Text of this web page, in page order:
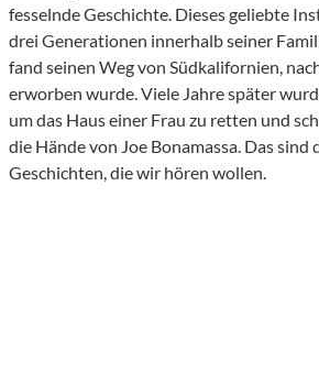
fesselnde Geschichte. Dieses geliebte
drei Generationen innerhalb seiner
fand seinen Weg von Südkalifornien,
erworben wurde. Viele Jahre später
um das Haus einer Frau zu retten und
die Hände von Joe Bonamassa. Das sind
Geschichten, die wir hören wollen.